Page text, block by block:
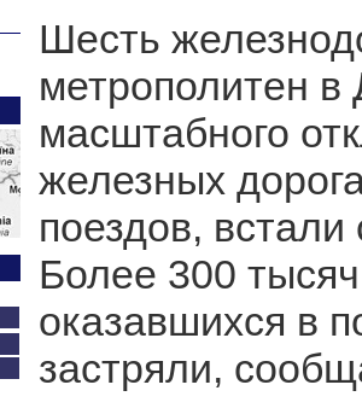
Шесть
метрополитен в
масштабного
железных
поездов,
Более 300
оказавшихся в
застряли,